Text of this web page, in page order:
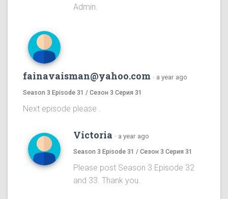
Admin.
fainavaisman@yahoo.com · a year ago
Season 3 Episode 31 / Сезон 3 Серия 31
Next episode please .
Victoria · a year ago
Season 3 Episode 31 / Сезон 3 Серия 31
Please post Season 3 Episode 32
and 33. Thank you.